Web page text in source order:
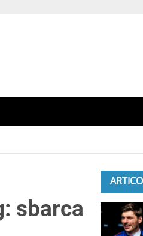
sbarca